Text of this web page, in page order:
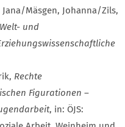
Mäsgen, Johanna/Zils,
und
Rechte
Figurationen –
, in: ÖJS: